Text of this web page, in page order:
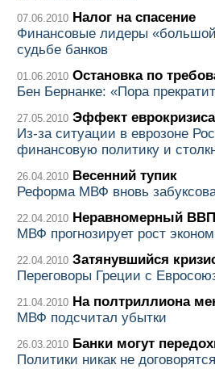
07.06.2010 Налог на спасение
Финансовые лидеры
судьбе банков
01.06.2010 Остановка по
Бен Бернанке: «Пора
27.05.2010 Эффект еврокризиса
Из-за ситуации в еврозоне
финансовую политику и
26.04.2010 Весенний тупик
Реформа МВФ вновь
22.04.2010 Неравномерный ВВП
МВФ прогнозирует рост
22.04.2010 Затянувшийся
Переговоры Греции с
21.04.2010 На полтриллиона
МВФ подсчитал убытки
26.03.2010 Банки могут
Политики никак не